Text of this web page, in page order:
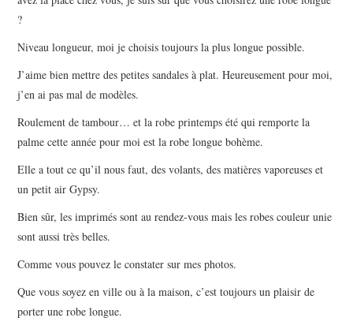
?
Niveau longueur, moi je choisis toujours la plus longue possible.
J’aime bien mettre des petites sandales à plat. Heureusement pour moi,
j’en ai pas mal de modèles.
Roulement de tambour… et la robe printemps été qui remporte la
palme cette année pour moi est la robe longue bohème.
Elle a tout ce qu’il nous faut, des volants, des matières vaporeuses et
un petit air Gypsy.
Bien sûr, les imprimés sont au rendez-vous mais les robes couleur unie
sont aussi très belles.
Comme vous pouvez le constater sur mes photos.
Que vous soyez en ville ou à la maison, c’est toujours un plaisir de
porter une robe longue.